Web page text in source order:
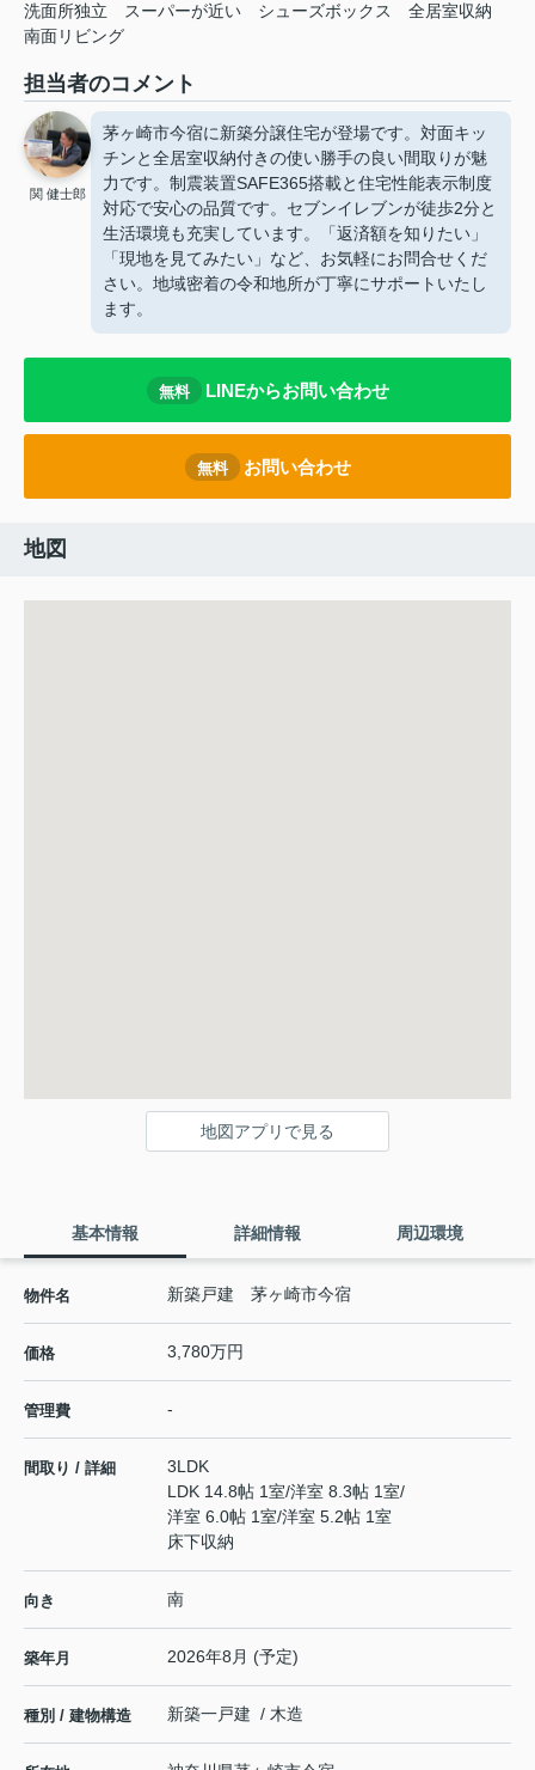
洗面所独立 スーパーが近い シューズボックス
全居室収納
南面リビング
担当者のコメント
関 健士郎
茅ヶ崎市今宿に新築分譲住宅が登場です。対面キッ
チンと全居室収納付きの使い勝手の良い間取りが魅
力です。制震装置SAFE365搭載と住宅性能表示制度
対応で安心の品質です。セブンイレブンが徒歩2分と
生活環境も充実しています。「返済額を知りたい」
「現地を見てみたい」など、お気軽にお問合せくだ
さい。地域密着の令和地所が丁寧にサポートいたし
ます。
無料 LINEからお問い合わせ
無料 お問い合わせ
地図
地図アプリで見る
基本情報 詳細情報 周辺環境
物件名 新築戸建 茅ヶ崎市今宿
価格 3,780万円
管理費 -
間取り / 詳細
3LDK
LDK 14.8帖 1室/洋室 8.3帖 1室/
洋室 6.0帖 1室/洋室 5.2帖 1室
床下収納
向き 南
築年月 2026年8月 (予定)
種別 / 建物構造 新築一戸建 / 木造